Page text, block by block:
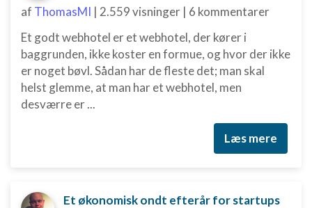
af ThomasMI | 2.559 visninger | 6 kommentarer
Et godt webhotel er et webhotel, der kører i
baggrunden, ikke koster en formue, og hvor der ikke
er noget bøvl. Sådan har de fleste det; man skal
helst glemme, at man har et webhotel, men
desværre er ...
Læs mere
Et økonomisk ondt efterår for startups